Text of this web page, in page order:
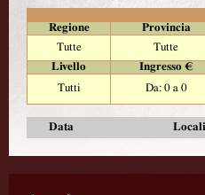
Regione
Provincia
Tutte
Tutte
Livello
Ingresso €
Tutti
Da: 0 a 0
Data